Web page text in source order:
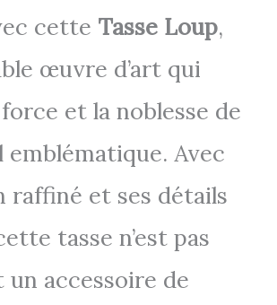
cette Tasse Loup,
œuvre d’art qui
et la noblesse de
emblématique. Avec
raffiné et ses détails
tasse n’est pas
un accessoire de